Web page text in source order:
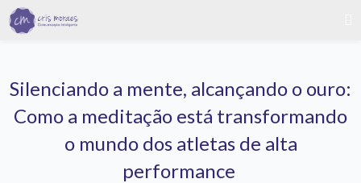
Silenciando a mente, alcançando o ouro:
Como a meditação está transformando
o mundo dos atletas de alta
performance